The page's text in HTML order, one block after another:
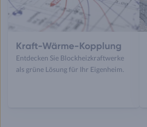
Kraft-Wärme-Kopplung
Entdecken Sie Blockheizkraftwerke
als grüne Lösung für Ihr Eigenheim.